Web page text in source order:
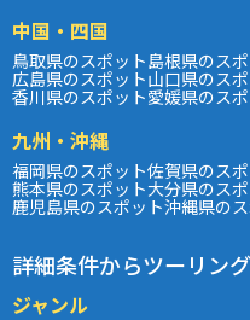
中国・四国
鳥取県のスポット島根県のス
広島県のスポット山口県のス
香川県のスポット愛媛県のス
九州・沖縄
福岡県のスポット佐賀県のス
熊本県のスポット大分県のス
鹿児島県のスポット沖縄県の
詳細条件からツーリン
ジャンル